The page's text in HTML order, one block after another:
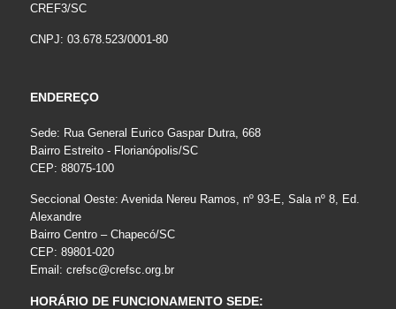
CREF3/SC
CNPJ: 03.678.523/0001-80
ENDEREÇO
Sede: Rua General Eurico Gaspar Dutra, 668
Bairro Estreito - Florianópolis/SC
CEP: 88075-100
Seccional Oeste: Avenida Nereu Ramos, nº 93-E, Sala nº 8, Ed.
Alexandre
Bairro Centro – Chapecó/SC
CEP: 89801-020
Email: crefsc@crefsc.org.br
HORÁRIO DE FUNCIONAMENTO SEDE: